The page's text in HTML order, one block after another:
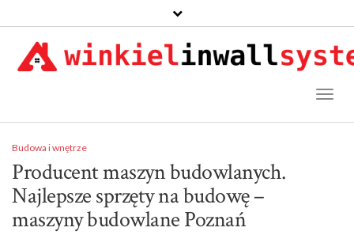
Budowa i wnętrze
Producent maszyn budowlanych.
Najlepsze sprzęty na budowę –
maszyny budowlane Poznań